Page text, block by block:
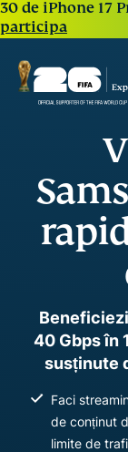
30 de iPhone 17
participa
40 Gbps în
susținute
Faci
de conținut
limite de